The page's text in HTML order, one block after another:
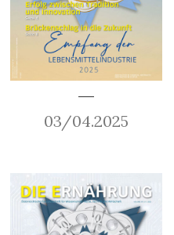
03/04.2025